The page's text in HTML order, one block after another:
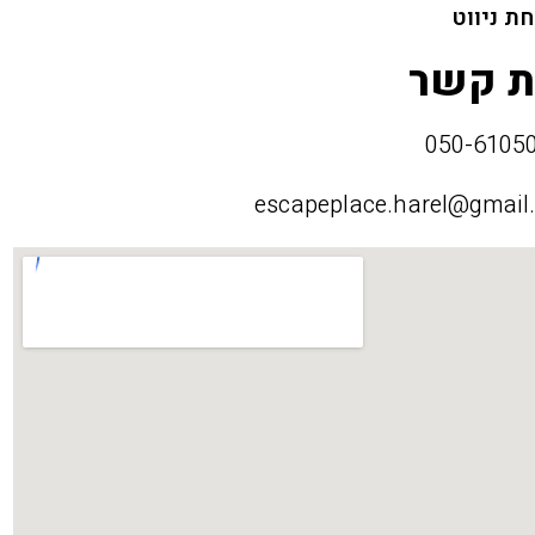
ניווט
קשר